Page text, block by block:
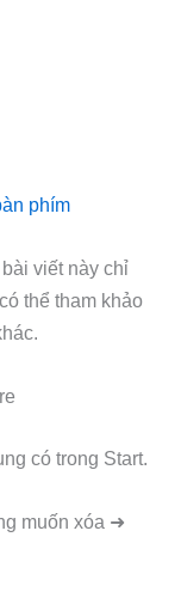
phím
viết này chỉ
thể tham khảo
có trong Start.
muốn xóa ➜